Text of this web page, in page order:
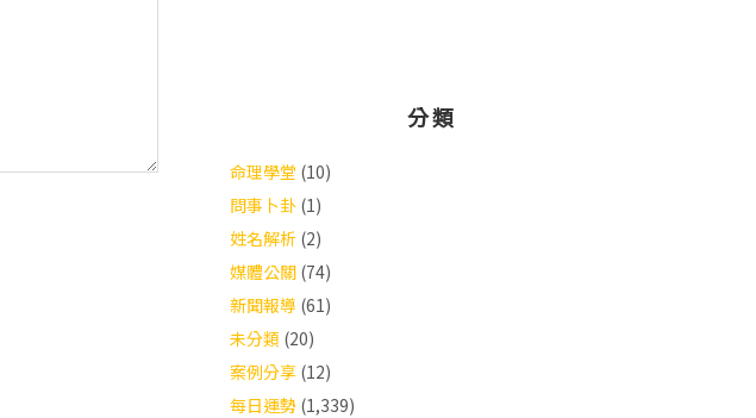
分類
命理學堂 (10)
問事卜卦 (1)
姓名解析 (2)
媒體公關 (74)
新聞報導 (61)
未分類 (20)
案例分享 (12)
每日運勢 (1,339)